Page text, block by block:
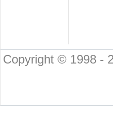
Copyright © 1998 -